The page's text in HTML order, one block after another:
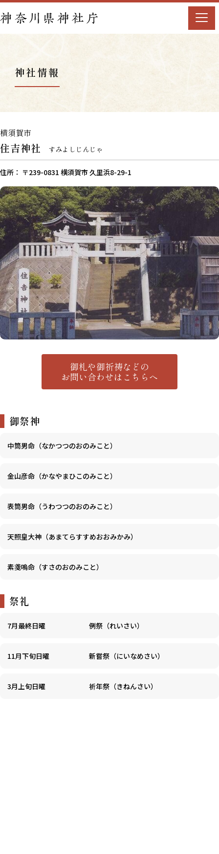
神社情報
横須賀市
住吉神社 すみよしじんじゃ
住所： 〒239-0831 横須賀市 久里浜8-29-1
御札や御祈祷などの
お問い合わせはこちらへ
御祭神
中筒男命（なかつつのおのみこと）
金山彦命（かなやまひこのみこと）
表筒男命（うわつつのおのみこと）
天照皇大神（あまてらすすめおおみかみ）
素戔嗚命（すさのおのみこと）
祭礼
7月最終日曜 例祭（れいさい）
11月下旬日曜 新嘗祭（にいなめさい）
3月上旬日曜 祈年祭（きねんさい）